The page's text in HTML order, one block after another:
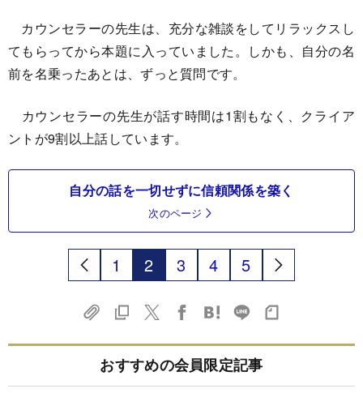
カウンセラーの先生は、充分な雑談をしてリラックスし
てもらってから本題に入っていました。しかも、自分の名
前を名乗ったあとは、ずっと質問です。
カウンセラーの先生が話す時間は1割もなく、クライア
ントが9割以上話しています。
自分の話を一切せずに信頼関係を築く
次のページ
1 2 3 4 5
おすすめの会員限定記事